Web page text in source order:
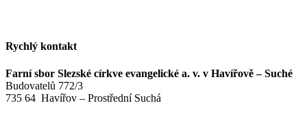
Rychlý kontakt
Farní sbor Slezské církve evangelické a. v. v Havířově – Suché
Budovatelů 772/3
735 64 Havířov – Prostřední Suchá